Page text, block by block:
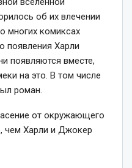
об их влечении
многих комиксах
появления Харли
появляются вместе,
на это. В том числе
роман.
от окружающего
чем Харли и Джокер